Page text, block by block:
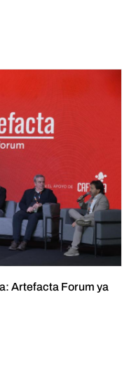
Artefacta Forum ya